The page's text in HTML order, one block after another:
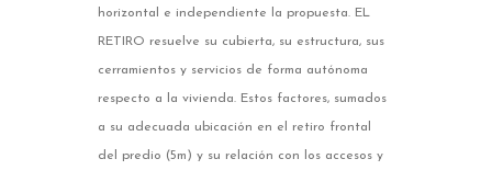
horizontal e independiente la propuesta. EL
RETIRO resuelve su cubierta, su estructura, sus
cerramientos y servicios de forma autónoma
respecto a la vivienda. Estos factores, sumados
a su adecuada ubicación en el retiro frontal
del predio (5m) y su relación con los accesos y